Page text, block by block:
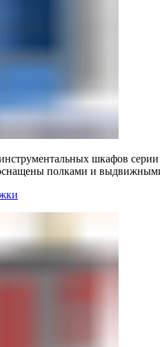
шкафов
полками и